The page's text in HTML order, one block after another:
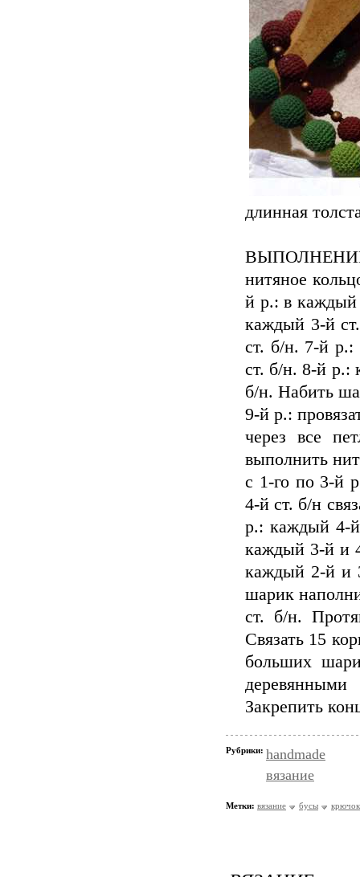
длинная
ВЫПОЛНЕНИЕ
нитяное
й р.: в каждый
каждый 3-й
ст. б/н. 7-й р.:
ст. б/н. 8-й р.:
б/н. Набить
9-й р.:
через все
выполнить
с 1-го по 3-й
4-й ст. б/н
р.: каждый 4-
каждый 3-й и
каждый 2-й и
шарик
ст. б/н.
Связать 15
больших
Закрепить
Рубрики: handmade
вязание
Метки: вязание бусы крючок